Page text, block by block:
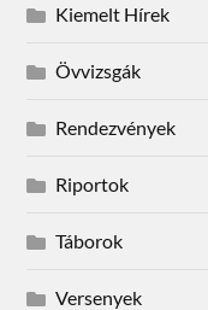
Kiemelt Hírek
Övvizsgák
Rendezvények
Riportok
Táborok
Versenyek